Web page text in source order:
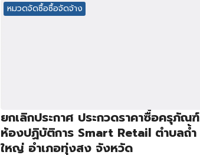
หมวดจัดซื้อซื้อจัดจ้าง
ยกเลิกประกาศ ประกวดราคาซื้อครุภัณฑ์
ห้องปฏิบัติการ Smart Retail ตำบลถ้ำ
ใหญ่ อำเภอทุ่งสง จังหวัด